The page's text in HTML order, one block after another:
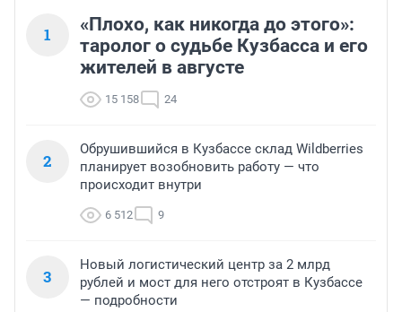
1
«Плохо, как никогда до этого»:
таролог о судьбе Кузбасса и его
жителей в августе
15 158 24
2
Обрушившийся в Кузбассе склад Wildberries
планирует возобновить работу — что
происходит внутри
6 512 9
3
Новый логистический центр за 2 млрд
рублей и мост для него отстроят в Кузбассе
— подробности